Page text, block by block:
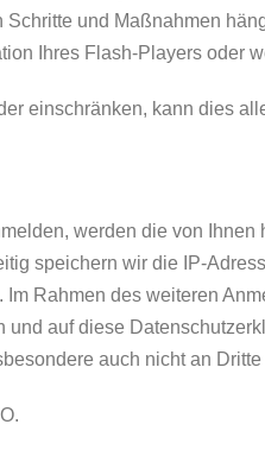
und Maßnahmen
Ihres Flash-Players oder
einschränken, kann dies
werden die von
speichern wir die IP-
Rahmen des weiteren
auf diese
auch nicht an